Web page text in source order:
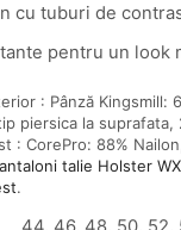
cu tuburi de
pentru un look
: Pânză Kingsmill:
piersica la suprafata,
: CorePro: 88%
antaloni talie Holster
.